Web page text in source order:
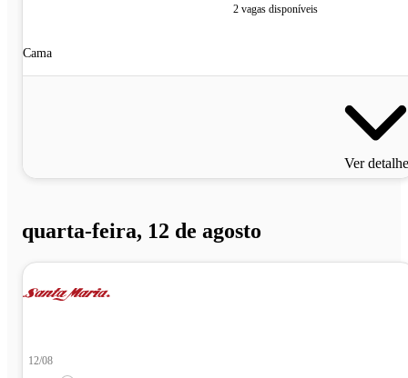
Cama
2 vagas disponíveis
Ver
quarta-feira, 12 de agosto
12/08